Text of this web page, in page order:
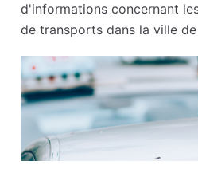
d'informations concernant
de transports dans la ville